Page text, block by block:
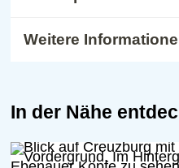
Thüringer Wald
Weitere
In der Nähe